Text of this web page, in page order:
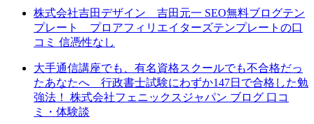
株式会社吉田デザイン 吉田元一 SEO無料ブログテン
プレート プロアフィリエイターズテンプレートの口
コミ 信憑性なし
大手通信講座でも、有名資格スクールでも不合格だっ
たあなたへ 行政書士試験にわずか147日で合格した勉
強法！ 株式会社フェニックスジャパン ブログ 口コ
ミ・体験談